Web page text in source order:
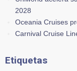
2028
Oceania Cruises
Carnival Cruise
Etiquetas